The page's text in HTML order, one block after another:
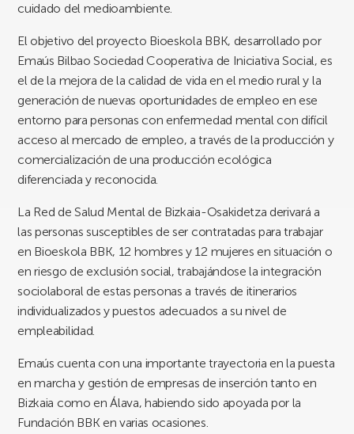
cuidado del medioambiente.
El objetivo del proyecto Bioeskola BBK, desarrollado por
Emaús Bilbao Sociedad Cooperativa de Iniciativa Social, es
el de la mejora de la calidad de vida en el medio rural y la
generación de nuevas oportunidades de empleo en ese
entorno para personas con enfermedad mental con difícil
acceso al mercado de empleo, a través de la producción y
comercialización de una producción ecológica
diferenciada y reconocida.
La Red de Salud Mental de Bizkaia-Osakidetza derivará a
las personas susceptibles de ser contratadas para trabajar
en Bioeskola BBK, 12 hombres y 12 mujeres en situación o
en riesgo de exclusión social, trabajándose la integración
sociolaboral de estas personas a través de itinerarios
individualizados y puestos adecuados a su nivel de
empleabilidad.
Emaús cuenta con una importante trayectoria en la puesta
en marcha y gestión de empresas de inserción tanto en
Bizkaia como en Álava, habiendo sido apoyada por la
Fundación BBK en varias ocasiones.